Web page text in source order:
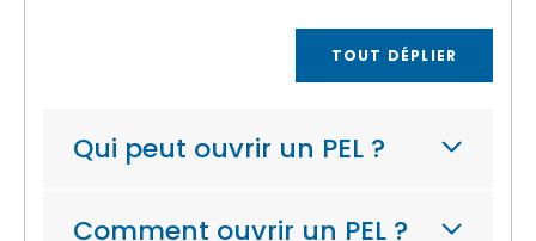
TOUT DÉPLIER
Qui peut ouvrir un PEL ?
Comment ouvrir un PEL ?